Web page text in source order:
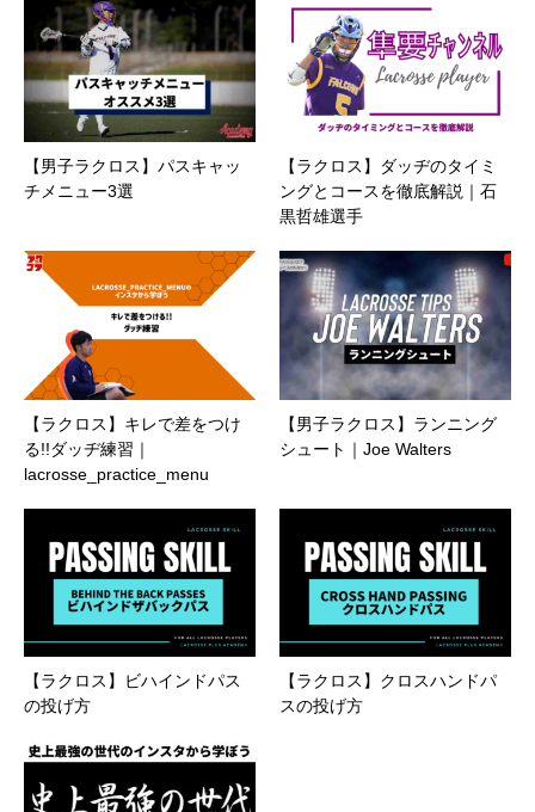
【男子ラクロス】パスキャッ
チメニュー3選
【ラクロス】ダッヂのタイミ
ングとコースを徹底解説｜石
黒哲雄選手
【ラクロス】キレで差をつけ
る!!ダッヂ練習｜
lacrosse_practice_menu
【男子ラクロス】ランニング
シュート｜Joe Walters
【ラクロス】ビハインドパス
の投げ方
【ラクロス】クロスハンドパ
スの投げ方